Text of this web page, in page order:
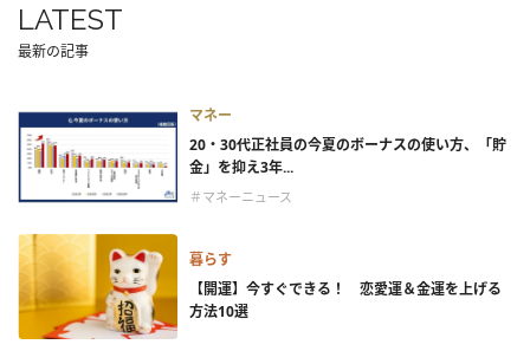
LATEST
最新の記事
マネー
20・30代正社員の今夏のボーナスの使い方、「貯
金」を抑え3年...
＃マネーニュース
暮らす
【開運】今すぐできる！ 恋愛運＆金運を上げる
方法10選